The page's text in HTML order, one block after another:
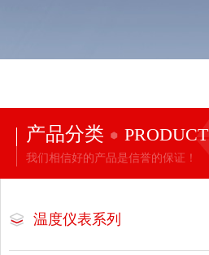
产品分类 PRODUCT
我们相信好的产品是信誉的保证！
温度仪表系列